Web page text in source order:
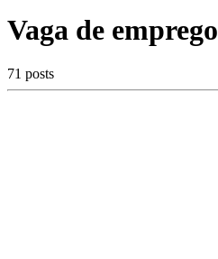
Vaga de emprego
71 posts